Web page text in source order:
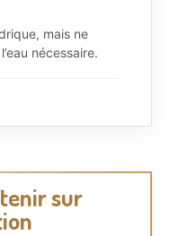
mais ne
nécessaire.
sur